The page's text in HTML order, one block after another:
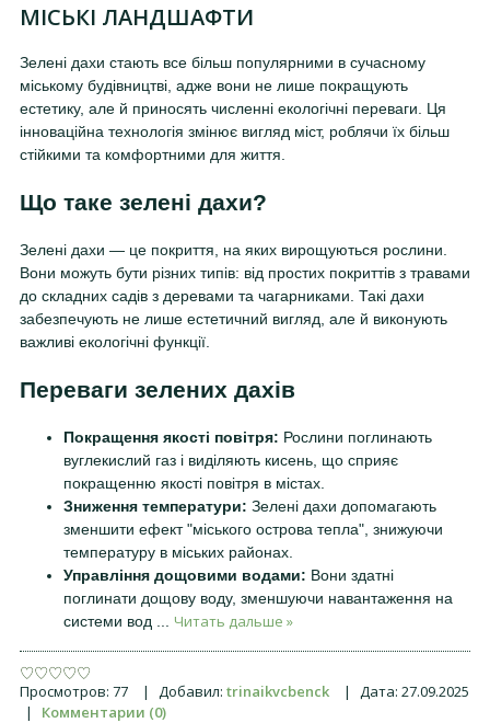
МІСЬКІ ЛАНДШАФТИ
Зелені дахи стають все більш популярними в сучасному
міському будівництві, адже вони не лише покращують
естетику, але й приносять численні екологічні переваги. Ця
інноваційна технологія змінює вигляд міст, роблячи їх більш
стійкими та комфортними для життя.
Що таке зелені дахи?
Зелені дахи — це покриття, на яких вирощуються рослини.
Вони можуть бути різних типів: від простих покриттів з травами
до складних садів з деревами та чагарниками. Такі дахи
забезпечують не лише естетичний вигляд, але й виконують
важливі екологічні функції.
Переваги зелених дахів
Покращення якості повітря: Рослини поглинають
вуглекислий газ і виділяють кисень, що сприяє
покращенню якості повітря в містах.
Зниження температури: Зелені дахи допомагають
зменшити ефект "міського острова тепла", знижуючи
температуру в міських районах.
Управління дощовими водами: Вони здатні
поглинати дощову воду, зменшуючи навантаження на
системи вод
Читать дальше »
Просмотров: 77 | Добавил: trinaikvcbenck | Дата: 27.09.2025
|
Комментарии (0)